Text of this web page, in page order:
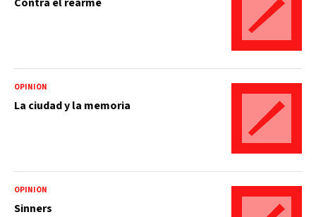
OPINIÓN
La ciudad y la memoria
OPINIÓN
Sinners